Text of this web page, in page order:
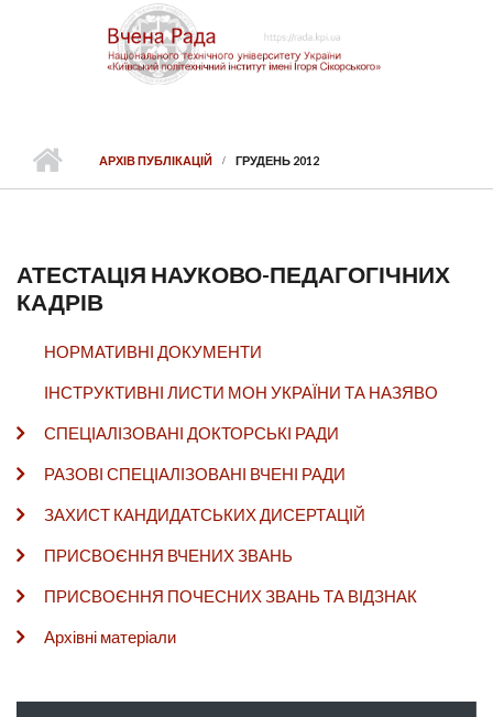
ГОЛОВНЕ МЕНЮ
АРХІВ ПУБЛІКАЦІЙ ГРУДЕНЬ 2012
АТЕСТАЦІЯ НАУКОВО-ПЕДАГОГІЧНИХ
КАДРІВ
НОРМАТИВНІ ДОКУМЕНТИ
ІНСТРУКТИВНІ ЛИСТИ МОН УКРАЇНИ ТА НАЗЯВО
СПЕЦІАЛІЗОВАНІ ДОКТОРСЬКІ РАДИ
РАЗОВІ СПЕЦІАЛІЗОВАНІ ВЧЕНІ РАДИ
ЗАХИСТ КАНДИДАТСЬКИХ ДИСЕРТАЦІЙ
ПРИСВОЄННЯ ВЧЕНИХ ЗВАНЬ
ПРИСВОЄННЯ ПОЧЕСНИХ ЗВАНЬ ТА ВІДЗНАК
Архівні матеріали